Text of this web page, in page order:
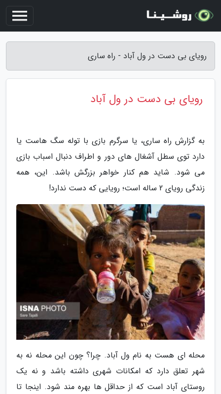
رویای بی دست در ول آباد - راه ساری
رویای بی دست در ول آباد
به گزارش راه ساری، یا سرگرم بازی با توله سگ هاست یا
دارد توی سطل آشغال های دور و اطراف دنبال اسباب بازی
می شود. شاید هم کنار خواهر بزرگش باشد. این، همه
زندگی رویای 2 ساله است؛ رویایی که دست ندارد!
محله ای هست به نام ول آباد. چرا؟ چون این محله نه به
شهر تعلق دارد که امکانات شهری داشته باشد و نه یک
روستای آباد است که از حداقل ها بهره مند شود. اینجا تا